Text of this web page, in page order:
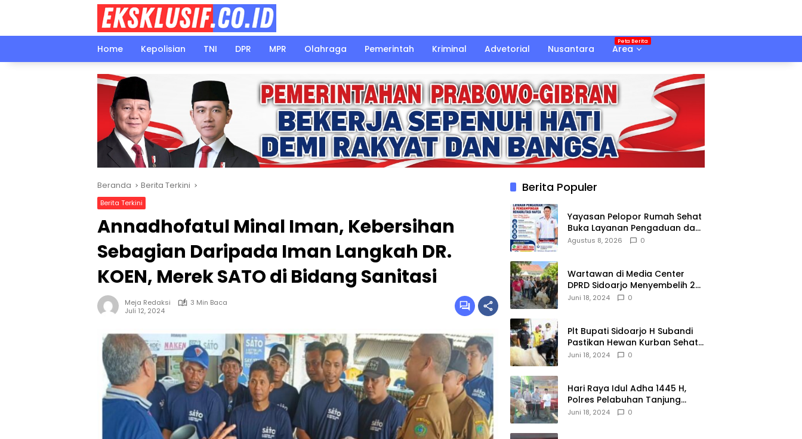
Home
Kepolisian TNI DPR MPR Olahraga Pemerintah Kriminal Advetorial Nusantara Area
Beranda Berita Terkini
Berita Terkini
Annadhofatul Minal Iman, Kebersihan
Sebagian Daripada Iman Langkah DR.
KOEN, Merek SATO di Bidang Sanitasi
Meja Redaksi
3 Min Baca
Juli 12, 2024
Berita Populer
Yayasan Pelopor Rumah Sehat
Buka Layanan Pengaduan dan
Pendampingan Rehabilitasi
Agustus 8, 2026 0
Wartawan di Media Center
DPRD Sidoarjo Menyembelih 2
Ekor Kambing
Juni 18, 2024 0
Plt Bupati Sidoarjo H Subandi
Pastikan Hewan Kurban Sehat
dan Aman
Juni 18, 2024 0
Hari Raya Idul Adha 1445 H,
Polres Pelabuhan Tanjung
Perak Salurkan 49 Hewan
Juni 18, 2024 0